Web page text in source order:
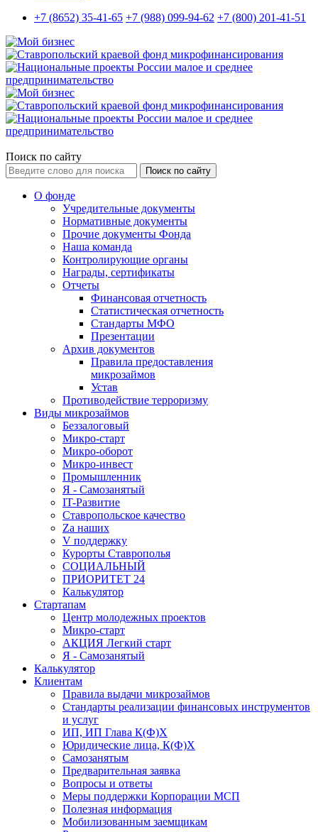
+7 (8652) 35-41-65 +7 (988) 099-94-62 +7 (800) 201-41-51
Поиск по сайту
Поиск по сайту
О фонде
Учредительные документы
Нормативные документы
Прочие документы Фонда
Наша команда
Контролирующие органы
Награды, сертификаты
Отчеты
Финансовая отчетность
Статистическая отчетность
Стандарты МФО
Презентации
Архив документов
Правила предоставления
микрозаймов
Устав
Противодействие терроризму
Виды микрозаймов
Беззалоговый
Микро-старт
Микро-оборот
Микро-инвест
Промышленник
Я - Самозанятый
IT-Развитие
Ставропольское качество
Za наших
V поддержку
Курорты Ставрополья
СОЦИАЛЬНЫЙ
ПРИОРИТЕТ 24
Калькулятор
Стартапам
Центр молодежных проектов
Микро-старт
АКЦИЯ Легкий старт
Я - Самозанятый
Калькулятор
Клиентам
Правила выдачи микрозаймов
Стандарты реализации финансовых инструментов
и услуг
ИП, ИП Глава К(Ф)Х
Юридические лица, К(Ф)Х
Самозанятым
Предварительная заявка
Вопросы и ответы
Меры поддержки Корпорации МСП
Полезная информация
Мобилизованным заемщикам